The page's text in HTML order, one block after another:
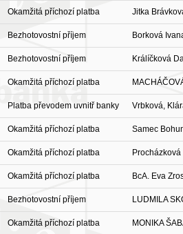
Okamžitá příchozí platba Jitka
Bezhotovostní příjem Borková
Bezhotovostní příjem Králíčková
Okamžitá příchozí platba
Platba převodem uvnitř banky Vrbková,
Okamžitá příchozí platba Samec
Okamžitá příchozí platba
Okamžitá příchozí platba BcA. Eva
Bezhotovostní příjem LUDMILA
Okamžitá příchozí platba MONIKA